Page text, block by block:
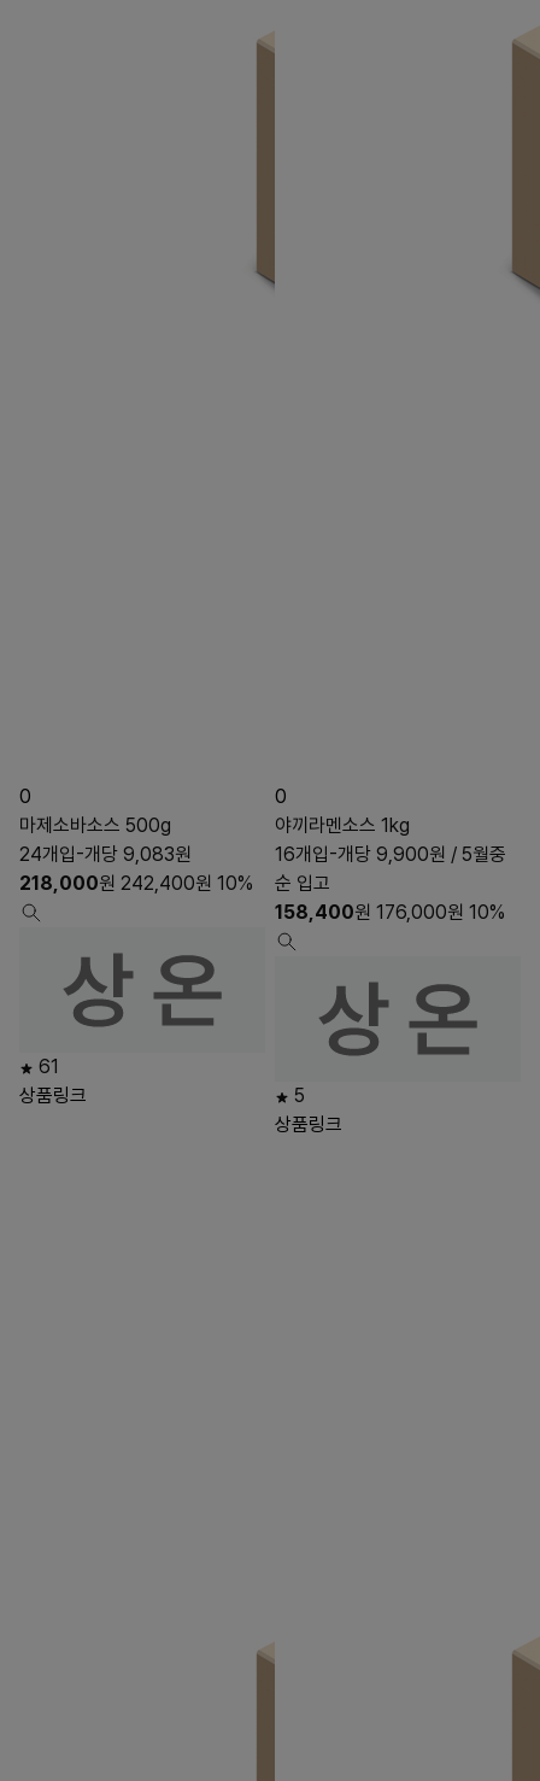
0
마제소바소스 500g
24개입-개당 9,083원
218,000원 242,400원 10%
61
상품링크
0
야끼라멘소스 1kg
16개입-개당 9,900원 / 5월중
순 입고
158,400원 176,000원 10%
5
상품링크